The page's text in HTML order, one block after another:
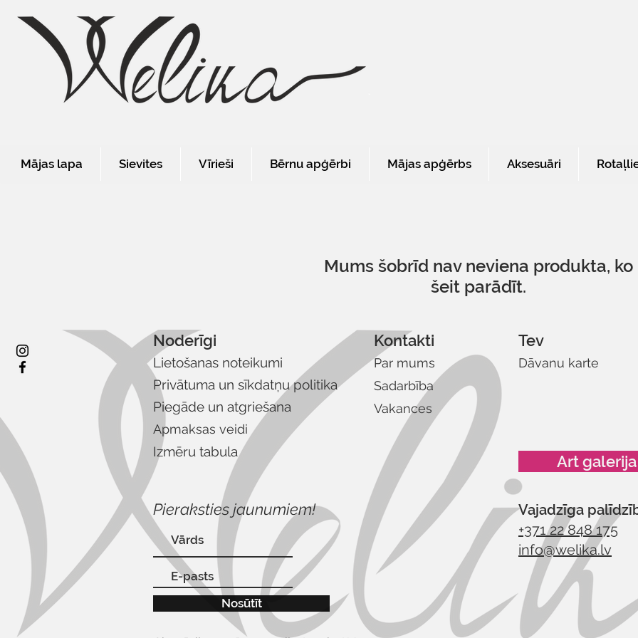
Mājas lapa Sievites Vīrieši Bērnu apģērbi Mājas apģērbs Aksesuāri
Mums šobrīd nav neviena produkta, ko
šeit parādīt.
Noderīgi
Lietošanas noteikumi
Privātuma un sīkdatņu politika
Piegāde un atgriešana
Apmaksas veidi
Izmēru tabula
Kontakti
Par mums
Sadarbība
Vakances
Pieraksties jaunumiem!
Nosūtīt
Tev
Dāvanu karte
Art galerija
Vajadzīga
+371 22 848 175
info@welika.lv